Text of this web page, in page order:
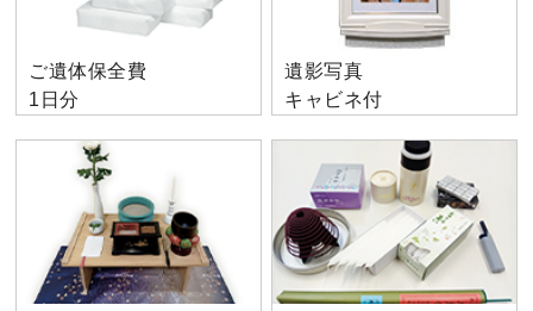
ご遺体保全費
1日分
遺影写真
キャビネ付